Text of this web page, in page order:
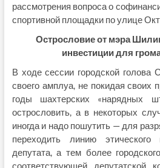
рассмотрения вопроса о
спортивной площадки по улице
Острословие от мэра
инвестиции для
В ходе сессии городской голова
своего амплуа, не покидая
годы шахтерских «нарядных
острословить, а в некоторых
иногда и надо пошутить — для
переходить линию
депутата, а тем более